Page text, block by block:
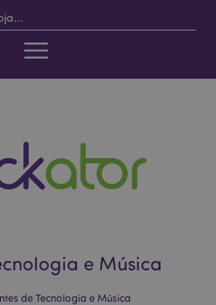
e Música
de Tecnologia e Música